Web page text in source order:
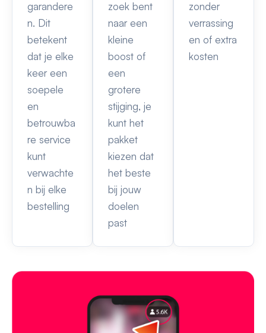
garandere
n. Dit
betekent
dat je elke
keer een
soepele
en
betrouwba
re service
kunt
verwachte
n bij elke
bestelling
zoek bent
naar een
kleine
boost of
een
grotere
stijging, je
kunt het
pakket
kiezen dat
het beste
bij jouw
doelen
past
zonder
verrassing
en of extra
kosten